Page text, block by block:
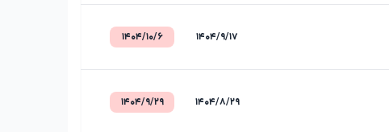
۱۴۰۴/۹/۱۷ ۱۴۰۴/۱۰/۶
۱۴۰۴/۸/۲۹ ۱۴۰۴/۹/۲۹